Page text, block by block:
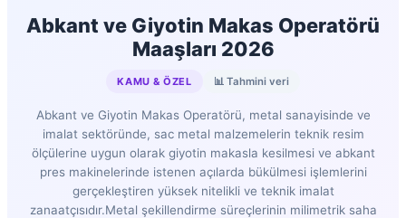
Abkant ve Giyotin Makas Operatörü
Maaşları 2026
KAMU & ÖZEL 📊 Tahmini veri
Abkant ve Giyotin Makas Operatörü, metal sanayisinde ve
imalat sektöründe, sac metal malzemelerin teknik resim
ölçülerine uygun olarak giyotin makasla kesilmesi ve abkant
pres makinelerinde istenen açılarda bükülmesi işlemlerini
gerçekleştiren yüksek nitelikli ve teknik imalat
zanaatçısıdır.Metal şekillendirme süreçlerinin milimetrik saha